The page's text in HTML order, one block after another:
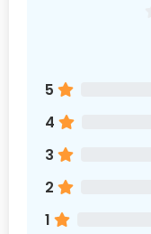
5
4
3
2
1